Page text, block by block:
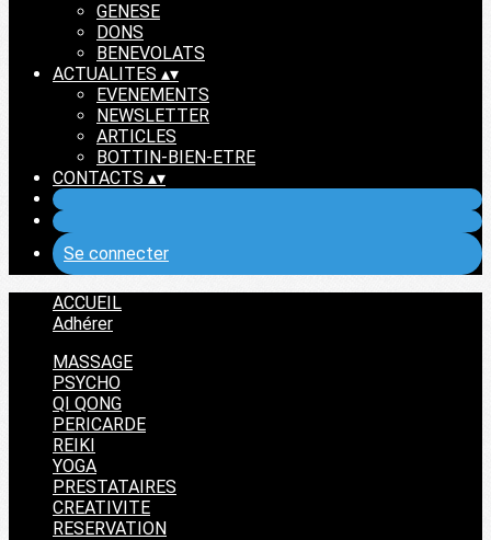
GENESE
DONS
BENEVOLATS
ACTUALITES ▴▾
EVENEMENTS
NEWSLETTER
ARTICLES
BOTTIN-BIEN-ETRE
CONTACTS ▴▾
Se connecter
ACCUEIL
Adhérer
MASSAGE
PSYCHO
QI QONG
PERICARDE
REIKI
YOGA
PRESTATAIRES
CREATIVITE
RESERVATION